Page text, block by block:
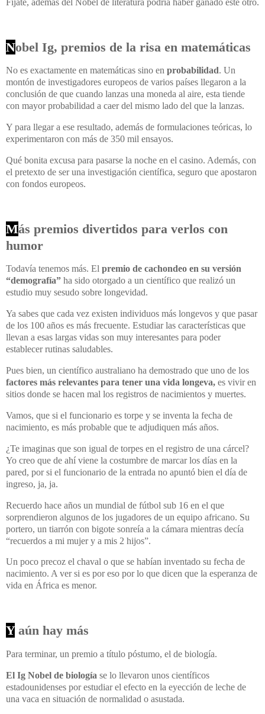
Nobel Ig, premios de la risa en matemáticas
No es exactamente en matemáticas sino en probabilidad. Un
montón de investigadores europeos de varios países llegaron a la
conclusión de que cuando lanzas una moneda al aire, esta tiende
con mayor probabilidad a caer del mismo lado del que la lanzas.
Y para llegar a ese resultado, además de formulaciones teóricas, lo
experimentaron con más de 350 mil ensayos.
Qué bonita excusa para pasarse la noche en el casino. Además, con
el pretexto de ser una investigación científica, seguro que apostaron
con fondos europeos.
Más premios divertidos para verlos con
humor
Todavía tenemos más. El premio de cachondeo en su versión
“demografía” ha sido otorgado a un científico que realizó un
estudio muy sesudo sobre longevidad.
Ya sabes que cada vez existen individuos más longevos y que pasar
de los 100 años es más frecuente. Estudiar las características que
llevan a esas largas vidas son muy interesantes para poder
establecer rutinas saludables.
Pues bien, un científico australiano ha demostrado que uno de los
factores más relevantes para tener una vida longeva, es vivir en
sitios donde se hacen mal los registros de nacimientos y muertes.
Vamos, que si el funcionario es torpe y se inventa la fecha de
nacimiento, es más probable que te adjudiquen más años.
¿Te imaginas que son igual de torpes en el registro de una cárcel?
Yo creo que de ahí viene la costumbre de marcar los días en la
pared, por si el funcionario de la entrada no apuntó bien el día de
ingreso, ja, ja.
Recuerdo hace años un mundial de fútbol sub 16 en el que
sorprendieron algunos de los jugadores de un equipo africano. Su
portero, un tiarrón con bigote sonreía a la cámara mientras decía
“recuerdos a mi mujer y a mis 2 hijos”.
Un poco precoz el chaval o que se habían inventado su fecha de
nacimiento. A ver si es por eso por lo que dicen que la esperanza de
vida en África es menor.
Y aún hay más
Para terminar, un premio a título póstumo, el de biología.
El Ig Nobel de biología se lo llevaron unos científicos
estadounidenses por estudiar el efecto en la eyección de leche de
una vaca en situación de normalidad o asustada.